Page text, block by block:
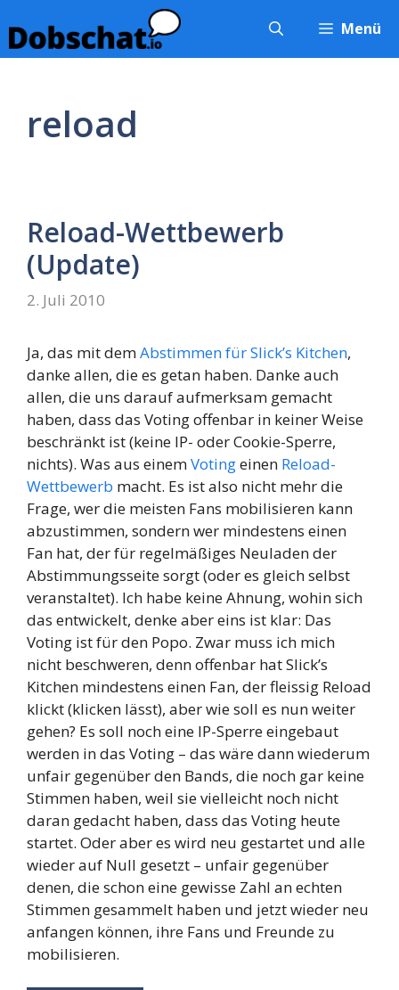
Inhalt
springen
Menü
reload
Reload-Wettbewerb
(Update)
2. Juli 2010
Ja, das mit demAbstimmen für Slick’s Kitchen,
danke allen, die es getan haben. Danke auch
allen, die uns darauf aufmerksam gemacht
haben, dass das Voting offenbar in keiner Weise
beschränkt ist (keine IP- oder Cookie-Sperre,
nichts). Was aus einemVotingeinen Reload-
Wettbewerb macht. Es ist also nicht mehr die
Frage, wer die meisten Fans mobilisieren kann
abzustimmen, sondern wer mindestens einen
Fan hat, der für regelmäßiges Neuladen der
Abstimmungsseite sorgt (oder es gleich selbst
veranstaltet). Ich habe keine Ahnung, wohin sich
das entwickelt, denke aber eins ist klar: Das
Voting ist für den Popo. Zwar muss ich mich
nicht beschweren, denn offenbar hat Slick’s
Kitchen mindestens einen Fan, der fleissig Reload
klickt (klicken lässt), aber wie soll es nun weiter
gehen? Es soll noch eine IP-Sperre eingebaut
werden in das Voting – das wäre dann wiederum
unfair gegenüber den Bands, die noch gar keine
Stimmen haben, weil sie vielleicht noch nicht
daran gedacht haben, dass das Voting heute
startet. Oder aber es wird neu gestartet und alle
wieder auf Null gesetzt – unfair gegenüber
denen, die schon eine gewisse Zahl an echten
Stimmen gesammelt haben und jetzt wieder neu
anfangen können, ihre Fans und Freunde zu
mobilisieren.